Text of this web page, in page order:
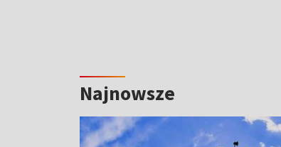
Najnowsze